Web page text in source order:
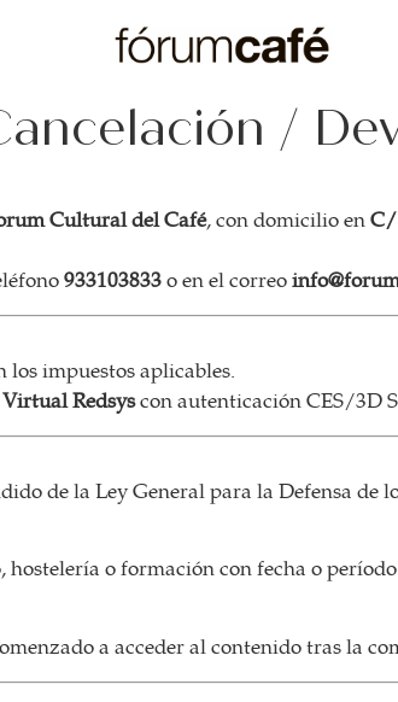
/
Cultural del Café, con domicilio en C/
933103833 o en el correo
los impuestos aplicables.
Virtual Redsyscon autenticación CES/3D
de la Ley General para la Defensa de
o formación con fecha o
a acceder al contenido tras la